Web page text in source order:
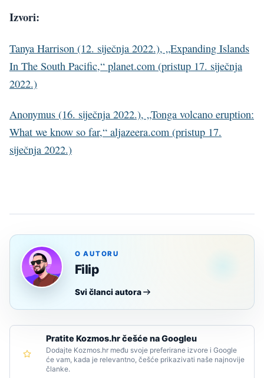
Izvori:
Tanya Harrison (12. siječnja 2022.), „Expanding Islands
In The South Pacific,“ planet.com (pristup 17. siječnja
2022.)
Anonymus (16. siječnja 2022.), „Tonga volcano eruption:
What we know so far,“ aljazeera.com (pristup 17.
siječnja 2022.)
O AUTORU
Filip
Svi članci autora
Pratite Kozmos.hr češće na Googleu
Dodajte Kozmos.hr među svoje preferirane izvore i Google
će vam, kada je relevantno, češće prikazivati naše najnovije
članke.